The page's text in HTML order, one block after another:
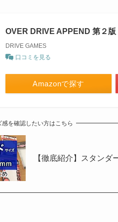
OVER DRIVE APPEND 第２版
DRIVE GAMES
口コミを見る
Amazonで探す
を確認したい方はこちら
【徹底紹介】スタン